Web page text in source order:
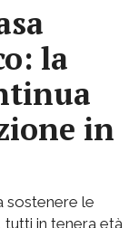
la
in
sostenere le
tutti in tenera età